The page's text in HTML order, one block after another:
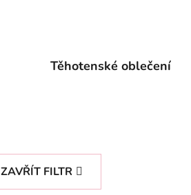
Těhotenské oblečení
ZAVŘÍT FILTR